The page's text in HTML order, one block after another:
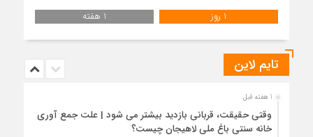
1 روز 1 هفته
تایم لاین
1 هفته قبل
وقتی حقیقت، قربانی بازدید بیشتر می شود | علت جمع آوری
خانه سنتی باغ ملی لاهیجان چیست؟